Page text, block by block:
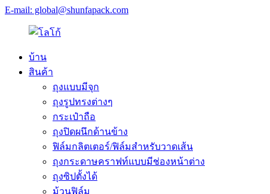
E-mail: global@shunfapack.com
บ้าน
สินค้า
ถุงแบบมีจุก
ถุงรูปทรงต่างๆ
กระเป๋าถือ
ถุงปิดผนึกด้านข้าง
ฟิล์มกลิตเตอร์/ฟิล์มสำหรับวาดเส้น
ถุงกระดาษคราฟท์แบบมีช่องหน้าต่าง
ถุงซิปตั้งได้
ม้วนฟิล์ม